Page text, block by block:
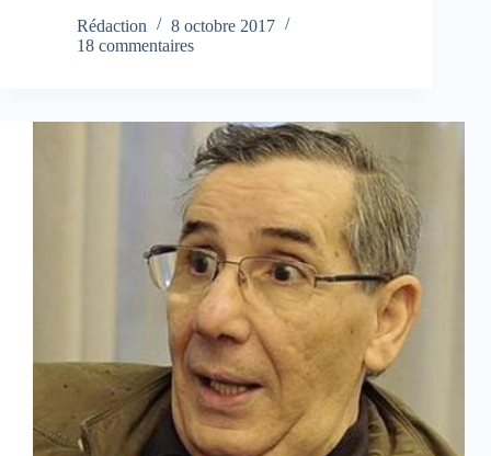
Rédaction
8 octobre 2017
18 commentaires